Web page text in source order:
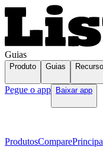
Guias
Produto Guias
Pegue o app Baixar app
ProdutosCompare